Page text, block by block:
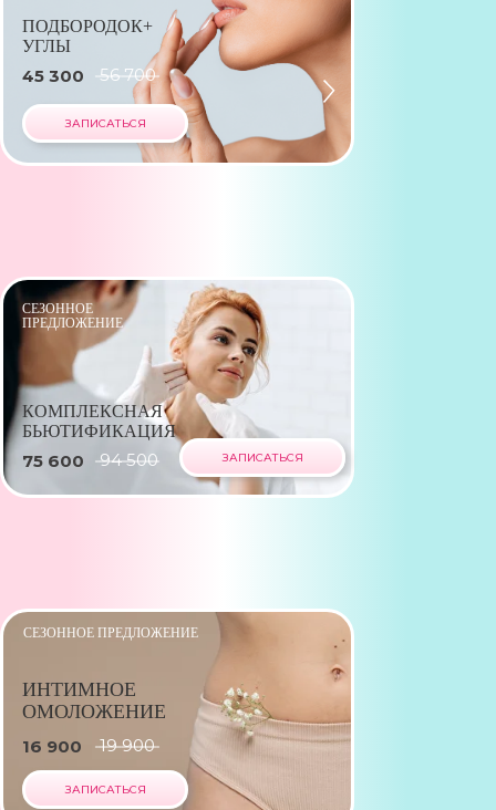
45 300 56 700
ПОДБОРОДОК+
УГЛЫ
ЗАПИСАТЬСЯ
СЕЗОННОЕ
ПРЕДЛОЖЕНИЕ
75 600 94 500
КОМПЛЕКСНАЯ
БЬЮТИФИКАЦИЯ
ЗАПИСАТЬСЯ
СЕЗОННОЕ ПРЕДЛОЖЕНИЕ
16 900 19 900
ИНТИМНОЕ
ОМОЛОЖЕНИЕ
ЗАПИСАТЬСЯ